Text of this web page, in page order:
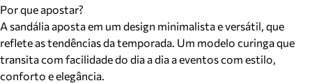
Por que apostar?
A sandália aposta em um design minimalista e versátil, que
reflete as tendências da temporada. Um modelo curinga que
transita com facilidade do dia a dia a eventos com estilo,
conforto e elegância.